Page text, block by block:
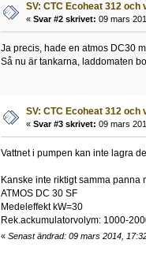
SV: CTC Ecoheat 312 och
« Svar #2 skrivet: 09 mars
Ja precis, hade en atmos DC30
Så nu är tankarna, laddomaten
SV: CTC Ecoheat 312 och
« Svar #3 skrivet: 09 mars
Vattnet i pumpen kan inte lagra
Kanske inte riktigt samma panna
ATMOS DC 30 SF
Medeleffekt kW=30
Rek.ackumulatorvolym: 1000-
« Senast ändrad: 09 mars 2014,